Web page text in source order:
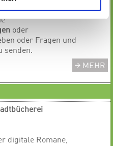
Über den Online
oder
oder Fragen und
senden.
MEHR
digitale Romane,